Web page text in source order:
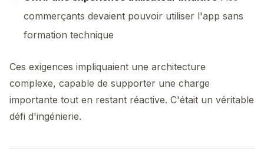
commerçants devaient pouvoir utiliser l'app sans
formation technique
Ces exigences impliquaient une architecture
complexe, capable de supporter une charge
importante tout en restant réactive. C'était un véritable
défi d'ingénierie.